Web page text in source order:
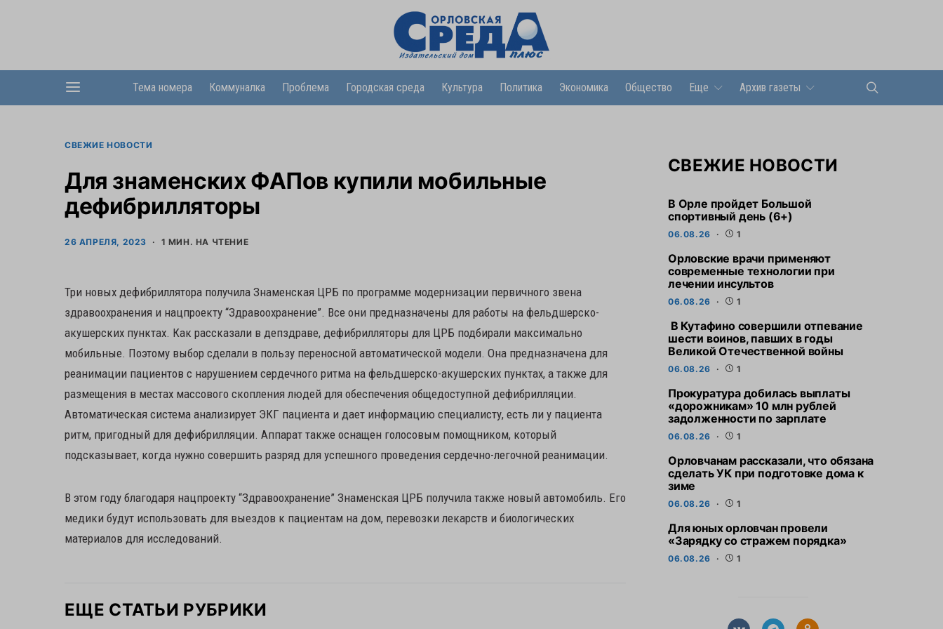
Тема номера Коммуналка Проблема Городская среда Культура Политика Экономика Общество Еще Архив газеты
СВЕЖИЕ НОВОСТИ
Для знаменских ФАПов купили мобильные
дефибрилляторы
26 АПРЕЛЯ, 2023 1 МИН. НА ЧТЕНИЕ
Три новых дефибриллятора получила Знаменская ЦРБ по программе модернизации первичного звена
здравоохранения и нацпроекту “Здравоохранение”. Все они предназначены для работы на фельдшерско-
акушерских пунктах. Как рассказали в депздраве, дефибрилляторы для ЦРБ подбирали максимально
мобильные. Поэтому выбор сделали в пользу переносной автоматической модели. Она предназначена для
реанимации пациентов с нарушением сердечного ритма на фельдшерско-акушерских пунктах, а также для
размещения в местах массового скопления людей для обеспечения общедоступной дефибрилляции.
Автоматическая система анализирует ЭКГ пациента и дает информацию специалисту, есть ли у пациента
ритм, пригодный для дефибрилляции. Аппарат также оснащен голосовым помощником, который
подсказывает, когда нужно совершить разряд для успешного проведения сердечно-легочной реанимации.
В этом году благодаря нацпроекту “Здравоохранение” Знаменская ЦРБ получила также новый автомобиль. Его
медики будут использовать для выездов к пациентам на дом, перевозки лекарств и биологических
материалов для исследований.
ЕЩЕ СТАТЬИ РУБРИКИ
СВЕЖИЕ НОВОСТИ
В Орле пройдет Большой
спортивный день (6+)
06.08.26 1
Орловские врачи применяют
современные технологии при
лечении инсультов
06.08.26 1
В Кутафино совершили отпевание
шести воинов, павших в годы
Великой Отечественной войны
06.08.26 1
Прокуратура добилась выплаты
«дорожникам» 10 млн рублей
задолженности по зарплате
06.08.26 1
Орловчанам рассказали, что обязана
сделать УК при подготовке дома к
зиме
06.08.26 1
Для юных орловчан провели
«Зарядку со стражем порядка»
06.08.26 1